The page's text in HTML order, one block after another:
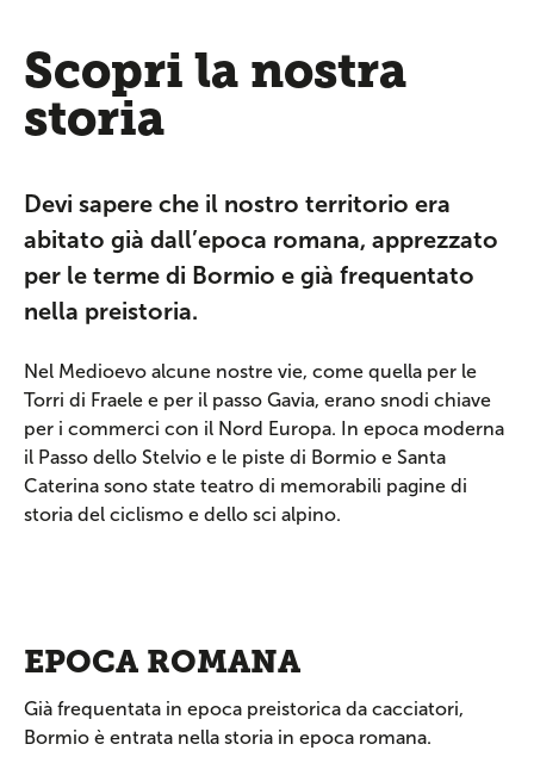
Scopri la nostra
storia
Devi sapere che il nostro territorio era
abitato già dall’epoca romana, apprezzato
per le terme di Bormio e già frequentato
nella preistoria.
Nel Medioevo alcune nostre vie, come quella per le
Torri di Fraele e per il passo Gavia, erano snodi chiave
per i commerci con il Nord Europa. In epoca moderna
il Passo dello Stelvio e le piste di Bormio e Santa
Caterina sono state teatro di memorabili pagine di
storia del ciclismo e dello sci alpino.
EPOCA ROMANA
Già frequentata in epoca preistorica da cacciatori,
Bormio è entrata nella storia in epoca romana.